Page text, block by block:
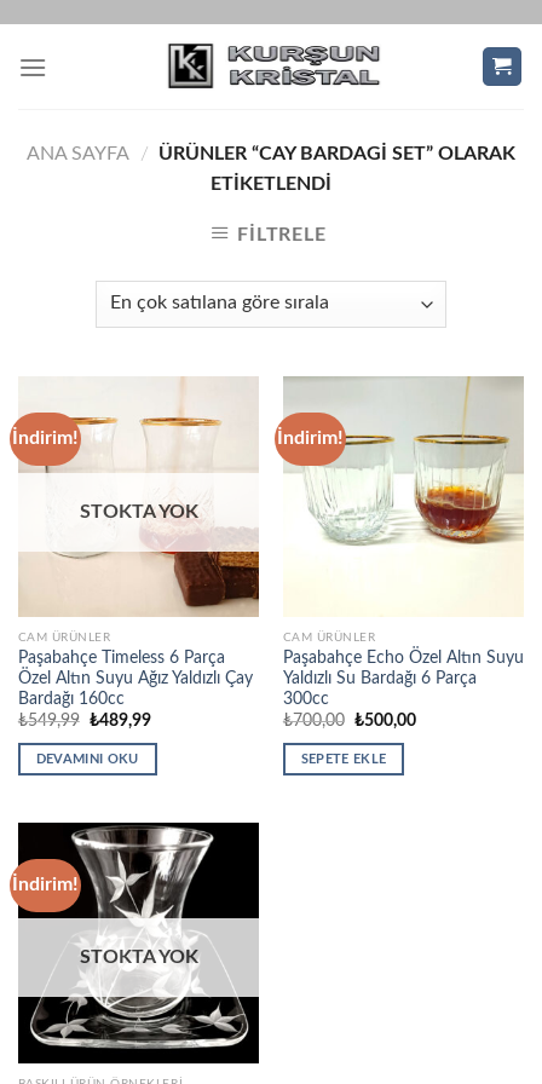
content
ANA SAYFA /
ÜRÜNLER “CAY BARDAGI SET” OLARAK
ETIKETLENDI
FILTRELE
İndirim!
STOKTA YOK
CAM ÜRÜNLER
Paşabahçe Timeless 6 Parça
Özel Altın Suyu Ağız Yaldızlı Çay
Bardağı 160cc
₺549,99 Orijinal
₺549,99.
₺489,99Şu
DEVAMINI OKU
İndirim!
CAM ÜRÜNLER
Paşabahçe Echo Özel Altın Suyu
Yaldızlı Su Bardağı 6 Parça
300cc
₺700,00 Orijinal
₺700,00.
₺500,00Şu
SEPETE EKLE
İndirim!
STOKTA YOK